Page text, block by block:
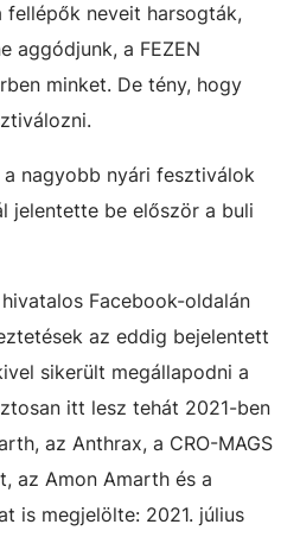
fellépők neveit harsogták,
aggódjunk, a FEZEN
minket. De tény, hogy
nagyobb nyári fesztiválok
jelentette be először a buli
Facebook-oldalán
az eddig bejelentett
sikerült megállapodni a
itt lesz tehát 2021-ben
az Anthrax, a CRO-MAGS
az Amon Amarth és a
is megjelölte: 2021. július